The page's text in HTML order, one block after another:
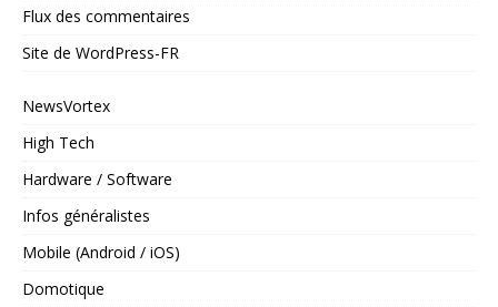
Flux des commentaires
Site de WordPress-FR
NewsVortex
High Tech
Hardware / Software
Infos généralistes
Mobile (Android / iOS)
Domotique